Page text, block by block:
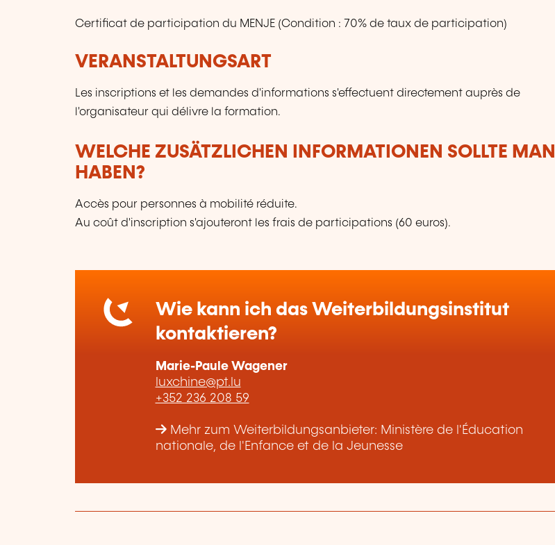
Certificat de participation du MENJE (Condition : 70% de taux de participation)
VERANSTALTUNGSART
Les inscriptions et les demandes d'informations s'effectuent directement auprès de
l'organisateur qui délivre la formation.
WELCHE ZUSÄTZLICHEN INFORMATIONEN SOLLTE MAN
HABEN?
Accès pour personnes à mobilité réduite.
Au coût d'inscription s'ajouteront les frais de participations (60 euros).
Wie kann ich das Weiterbildungsinstitut
kontaktieren?
Marie-Paule Wagener
luxchine@pt.lu
+352 236 208 59
Mehr zum Weiterbildungsanbieter: Ministère de l'Éducation
nationale, de l'Enfance et de la Jeunesse